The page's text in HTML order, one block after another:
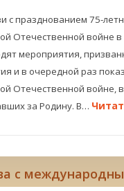
с празднованием 75-
Отечественной войне
мероприятия,
и в очередной раз
Отечественной войне,
за Родину. В…
с